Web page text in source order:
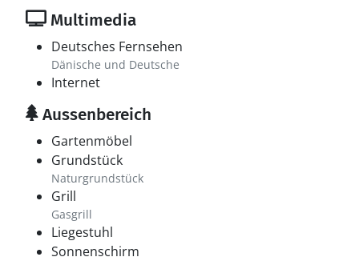
Multimedia
Deutsches Fernsehen
Dänische und Deutsche
Internet
Aussenbereich
Gartenmöbel
Grundstück
Naturgrundstück
Grill
Gasgrill
Liegestuhl
Sonnenschirm